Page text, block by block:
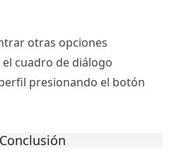
otras opciones
cuadro de diálogo
presionando el botón
Conclusión